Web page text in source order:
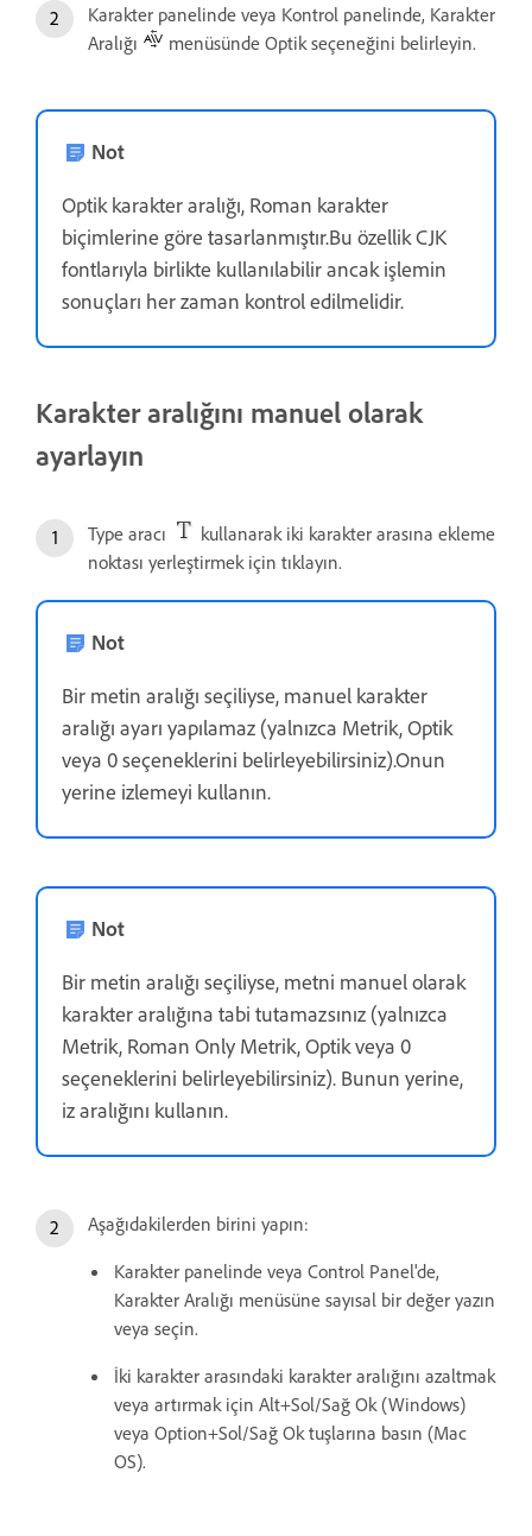
Karakter panelinde veya Kontrol panelinde, Karakter
Aralığı
menüsünde Optik seçeneğini belirleyin.
Not
Optik karakter aralığı, Roman karakter
biçimlerine göre tasarlanmıştır.Bu özellik CJK
fontlarıyla birlikte kullanılabilir ancak işlemin
sonuçları her zaman kontrol edilmelidir.
Karakter aralığını manuel olarak
ayarlayın
Type aracı
kullanarak iki karakter arasına ekleme
noktası yerleştirmek için tıklayın.
Not
Bir metin aralığı seçiliyse, manuel karakter
aralığı ayarı yapılamaz (yalnızca Metrik, Optik
veya 0 seçeneklerini belirleyebilirsiniz).Onun
yerine izlemeyi kullanın.
Not
Bir metin aralığı seçiliyse, metni manuel olarak
karakter aralığına tabi tutamazsınız (yalnızca
Metrik, Roman Only Metrik, Optik veya 0
seçeneklerini belirleyebilirsiniz). Bunun yerine,
iz aralığını kullanın.
Aşağıdakilerden birini yapın:
Karakter panelinde veya Control Panel'de,
Karakter Aralığı menüsüne sayısal bir değer yazın
veya seçin.
İki karakter arasındaki karakter aralığını azaltmak
veya artırmak için Alt+Sol/Sağ Ok (Windows)
veya Option+Sol/Sağ Ok tuşlarına basın (Mac
OS).